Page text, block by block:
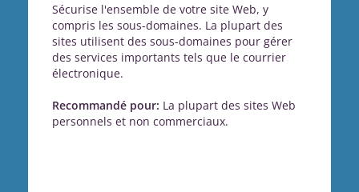
Sécurise l'ensemble de votre site Web, y
compris les sous-domaines. La plupart des
sites utilisent des sous-domaines pour gérer
des services importants tels que le courrier
électronique.
Recommandé pour: La plupart des sites Web
personnels et non commerciaux.